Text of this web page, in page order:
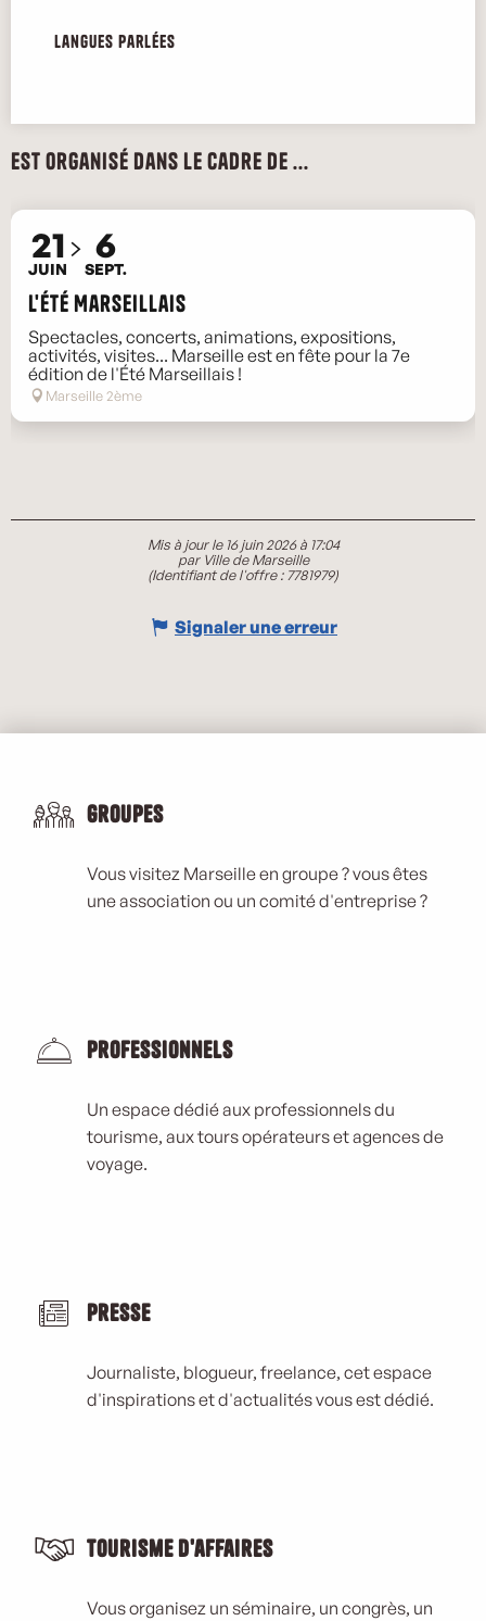
Langues parlées
Langues parlées
Est organisé dans le cadre de ...
21
JUIN
6
SEPT.
L'Été Marseillais
Spectacles, concerts, animations, expositions,
activités, visites... Marseille est en fête pour la 7e
édition de l'Été Marseillais !
Marseille 2ème
Mis à jour le 16 juin 2026 à 17:04
par Ville de Marseille
(Identifiant de l'offre :7781979)
Signaler une erreur
Groupes
Vous visitez Marseille en groupe ? vous êtes
une association ou un comité d'entreprise ?
Professionnels
Un espace dédié aux professionnels du
tourisme, aux tours opérateurs et agences de
voyage.
Presse
Journaliste, blogueur, freelance, cet espace
d'inspirations et d'actualités vous est dédié.
Tourisme d'affaires
Vous organisez un séminaire, un congrès, un